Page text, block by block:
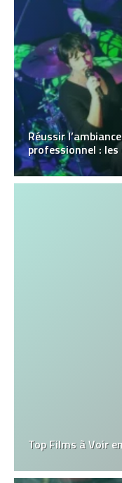
Réussir
professionnel :
Top Films à Voir